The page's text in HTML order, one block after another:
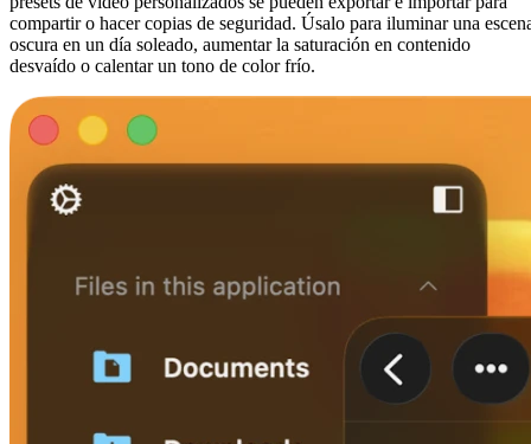
compartir o hacer copias de seguridad. Úsalo para iluminar una
oscura en un día soleado, aumentar la saturación en contenido
desvaído o calentar un tono de color frío.